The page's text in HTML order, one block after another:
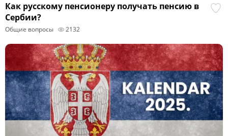
Как русскому пенсионеру получать пенсию в
Сербии?
Общие вопросы 2132